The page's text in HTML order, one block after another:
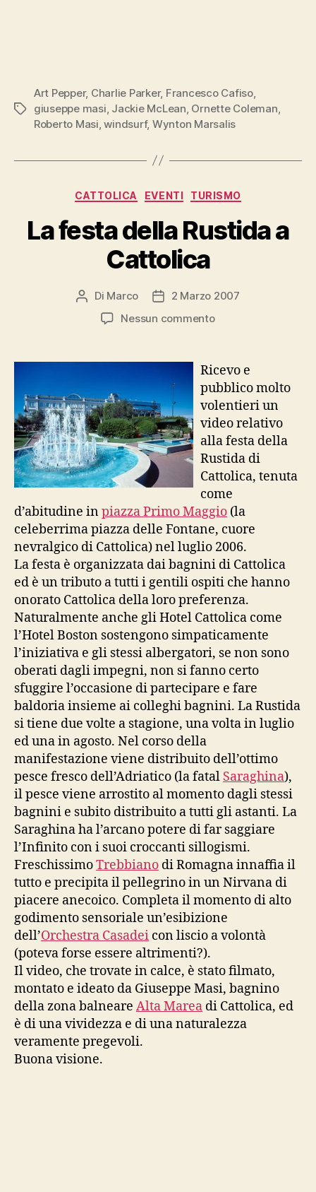
Tag
Art Pepper, Charlie Parker, Francesco Cafiso,
giuseppe masi Jackie McLean Ornette Coleman
Roberto Masi ,windsurf, Wynton Marsalis
Categorie
CATTOLICA EVENTI TURISMO
La festa della Rustida a
Cattolica
Autore
articolo
Di Marco
Data
dell'articolo
2 Marzo 2007
Nessun commentosu
della
Rustida
a
Cattolica
Ricevo e
pubblico molto
volentieri un
video relativo
alla festa della
Rustida di
Cattolica, tenuta
come
d’abitudine inpiazza Primo Maggio (la
celeberrima piazza delle Fontane, cuore
nevralgico di Cattolica) nel luglio 2006.
La festa è organizzata dai bagnini di Cattolica
ed è un tributo a tutti i gentili ospiti che hanno
onorato Cattolica della loro preferenza.
Naturalmente anche gli Hotel Cattolica come
l’Hotel Boston sostengono simpaticamente
l’iniziativa e gli stessi albergatori, se non sono
oberati dagli impegni, non si fanno certo
sfuggire l’occasione di partecipare e fare
baldoria insieme ai colleghi bagnini. La Rustida
si tiene due volte a stagione, una volta in luglio
ed una in agosto. Nel corso della
manifestazione viene distribuito dell’ottimo
pesce fresco dell’Adriatico (la fatal Saraghina),
il pesce viene arrostito al momento dagli stessi
bagnini e subito distribuito a tutti gli astanti. La
Saraghina ha l’arcano potere di far saggiare
l’Infinito con i suoi croccanti sillogismi.
FreschissimoTrebbiano di Romagna innaffia il
tutto e precipita il pellegrino in un Nirvana di
piacere anecoico. Completa il momento di alto
godimento sensoriale un’esibizione
dell’Orchestra Casadei con liscio a volontà
(poteva forse essere altrimenti?).
Il video, che trovate in calce, è stato filmato,
montato e ideato da Giuseppe Masi, bagnino
della zona balneare Alta Marea di Cattolica, ed
è di una vividezza e di una naturalezza
veramente pregevoli.
Buona visione.